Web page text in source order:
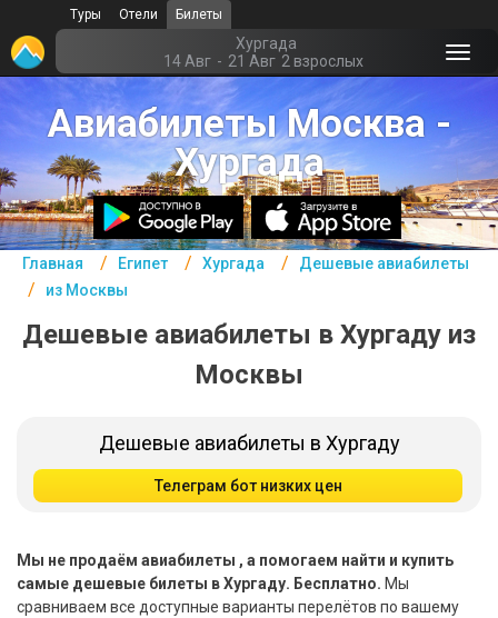
Туры Отели Билеты
Хургада
14 Авг - 21 Авг 2 взрослых
Авиабилеты Москва -
Хургада
Главная Египет Хургада
Дешевые авиабилеты
из Москвы
Дешевые авиабилеты в Хургаду из
Москвы
Дешевые авиабилеты в Хургаду
Телеграм бот низких цен
Мы не продаём авиабилеты , а помогаем найти и купить
самые дешевые билеты в Хургаду. Бесплатно. Мы
сравниваем все доступные варианты перелётов по вашему
Главная
Египет- Курорты
Офис г. Москва
Помощь
Подборки отелей
Турция
Шри Ланка
Вьетнам